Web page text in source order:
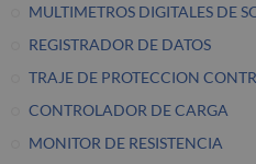
MULTIMETROS DIGITALES DE
REGISTRADOR DE DATOS
TRAJE DE PROTECCION
CONTROLADOR DE CARGA
MONITOR DE RESISTENCIA